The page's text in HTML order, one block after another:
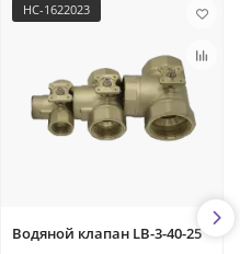
НС-1622023
Водяной клапан LB-3-40-25